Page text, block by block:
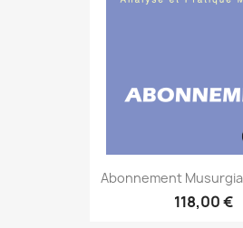
Abonnement Musurgia
118,00 €